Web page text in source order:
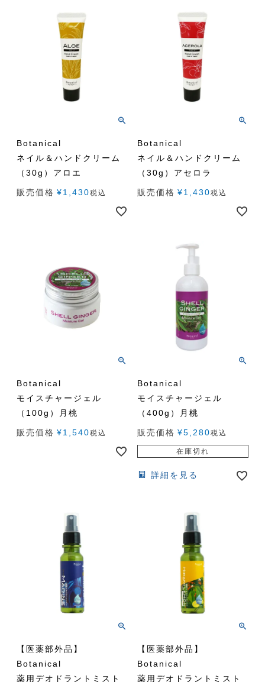
Botanical
ネイル＆ハンドクリーム
（30g）アロエ
販売価格 ¥1,430税込
Botanical
ネイル＆ハンドクリーム
（30g）アセロラ
販売価格 ¥1,430税込
Botanical
モイスチャージェル
（100g）月桃
販売価格 ¥1,540税込
Botanical
モイスチャージェル
（400g）月桃
販売価格 ¥5,280税込
在庫切れ
詳細を見る
【医薬部外品】
Botanical
薬用デオドラントミスト
【医薬部外品】
Botanical
薬用デオドラントミスト